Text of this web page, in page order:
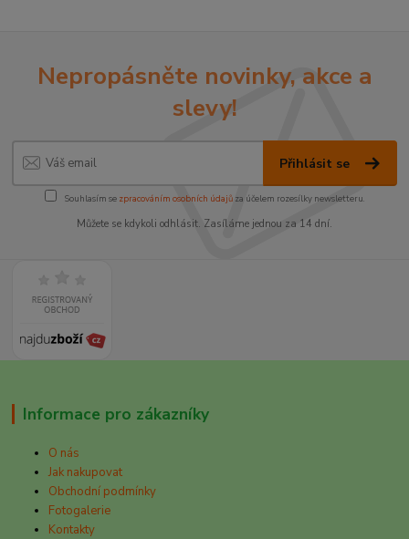
Nepropásněte novinky, akce a
slevy!
Přihlásit se
Souhlasím se zpracováním osobních údajůza účelem rozesílky newsletteru.
Můžete se kdykoli odhlásit. Zasíláme jednou za 14 dní.
Informace pro zákazníky
O nás
Jak nakupovat
Obchodní podmínky
Fotogalerie
Kontakty